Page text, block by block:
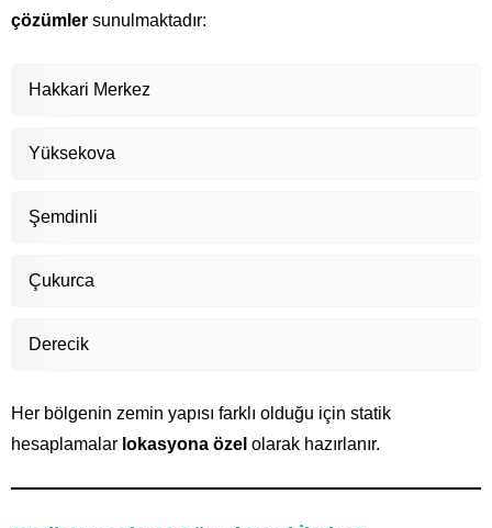
çözümler sunulmaktadır:
Hakkari Merkez
Yüksekova
Şemdinli
Çukurca
Derecik
Her bölgenin zemin yapısı farklı olduğu için statik
hesaplamalar lokasyona özel olarak hazırlanır.